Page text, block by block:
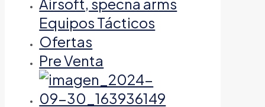
Equipos Tácticos
Ofertas
Pre Venta